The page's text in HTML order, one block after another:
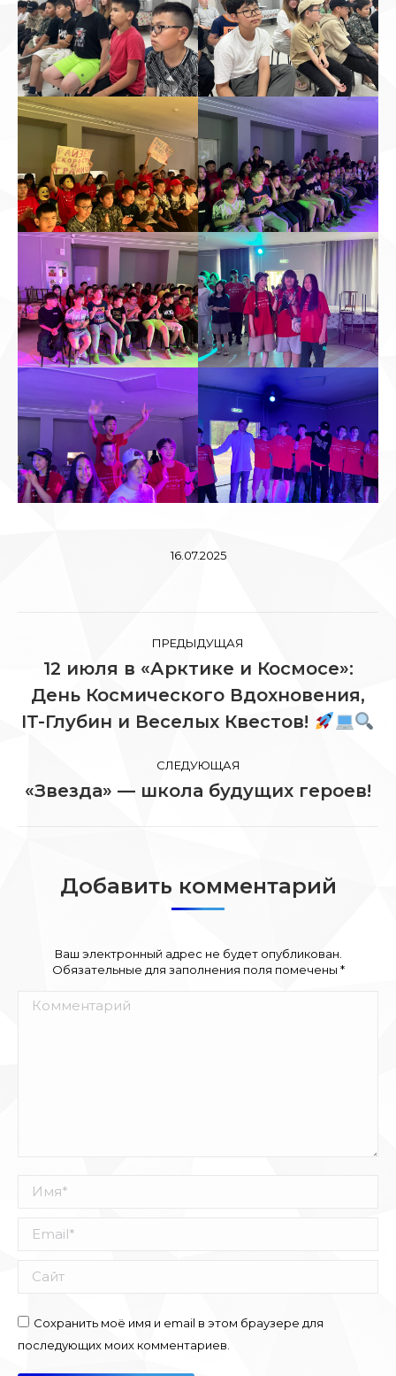
16.07.2025
Навигация
по
записям
ПРЕДЫДУЩАЯ
Предыдущая
запись:
12 июля в «Арктике и Космосе»:
День Космического Вдохновения,
IT-Глубин и Веселых Квестов!
СЛЕДУЮЩАЯ
Следующая
«Звезда» — школа будущих героев!
Добавить комментарий
Ваш электронный адрес не будет опубликован.
Обязательные для заполнения поля помечены *
Комментарий
Имя *
Email *
Сайт
Сохранить моё имя и email в этом браузере для
последующих моих комментариев.